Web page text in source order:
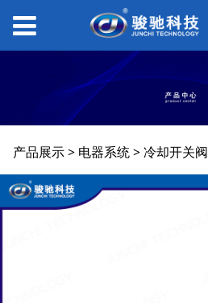
冷却开关阀
产品展示> 电器系统>冷却开关阀